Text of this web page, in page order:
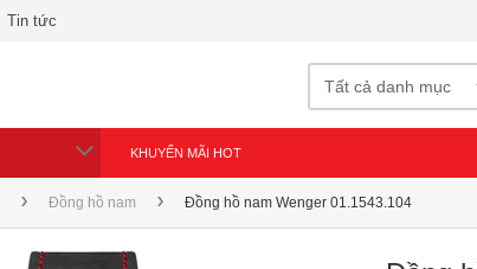
Tin tức
Tất cả danh mục
KHUYẾN MÃI HOT
Đồng hồ nam Đồng hồ nam Wenger 01.1543.104